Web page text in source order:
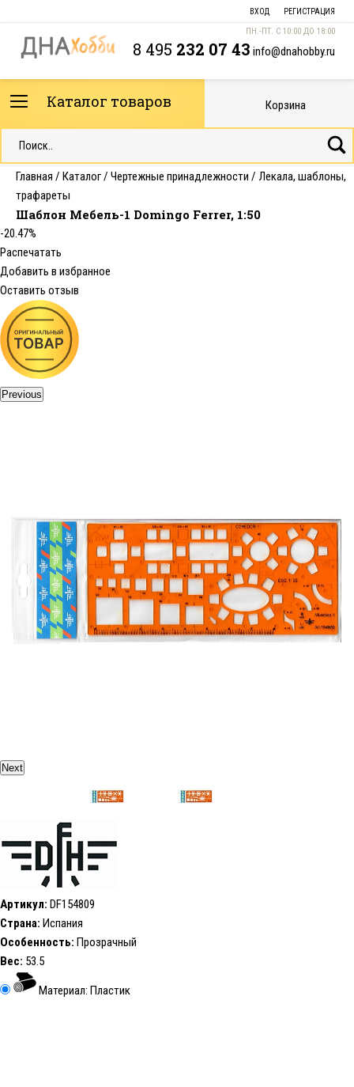
ВХОД РЕГИСТРАЦИЯ
ПН.-ПТ. С 10:00 ДО 18:00
8 495 232 07 43 info@dnahobby.ru
Каталог товаров Корзина
Главная / Каталог/ Чертежные принадлежности / Лекала, шаблоны,
трафареты
Шаблон Мебель-1 Domingo Ferrer, 1:50
-20.47%
Распечатать
Добавить в избранное
Оставить отзыв
Previous
Next
Артикул: DF154809
Страна: Испания
Особенность: Прозрачный
Вес: 53.5
Материал: Пластик